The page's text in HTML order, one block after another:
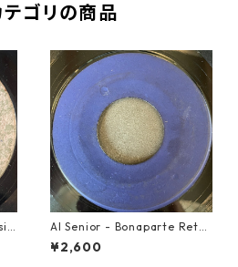
テゴリの商品
Al Senior - Bonaparte Retre
at【7-21861】
¥2,600